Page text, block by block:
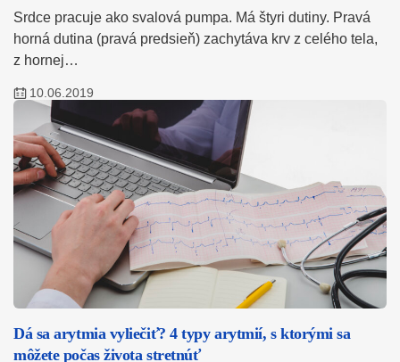
Srdce pracuje ako svalová pumpa. Má štyri dutiny. Pravá
horná dutina (pravá predsieň) zachytáva krv z celého tela,
z hornej…
10.06.2019
Dá sa arytmia vyliečiť? 4 typy arytmií, s ktorými sa
môžete počas života stretnúť